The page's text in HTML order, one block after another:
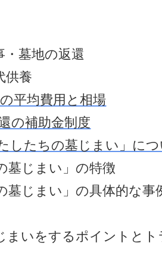
・墓地の返還
供養
平均費用と相場
の補助金制度
したちの墓じまい」につ
墓じまい」の特徴
墓じまい」の具体的な事
まいをするポイントとト